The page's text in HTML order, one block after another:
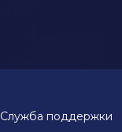
Служба поддержки